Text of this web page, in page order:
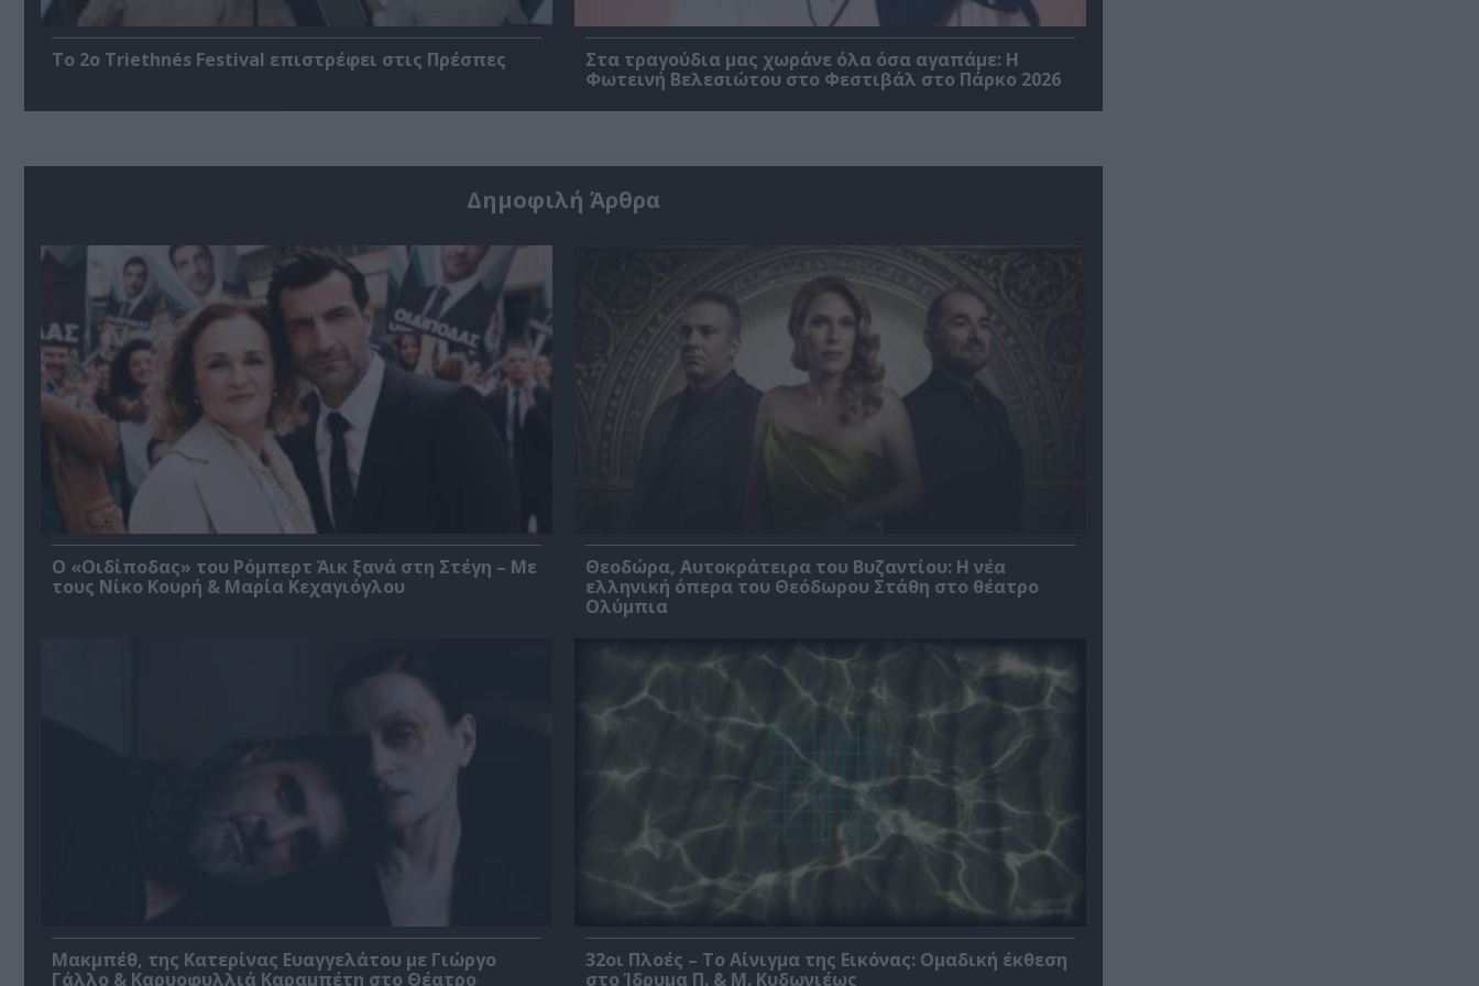
Το 2ο Triethnés Festival επιστρέφει στις Πρέσπες
Στα τραγούδια μας χωράνε όλα όσα αγαπάμε: Η
Φωτεινή Βελεσιώτου στο Φεστιβάλ στο Πάρκο 2026
Δημοφιλή Άρθρα
O «Οιδίποδας» του Ρόμπερτ Άικ ξανά στη Στέγη – Με
τους Νίκο Κουρή & Μαρία Κεχαγιόγλου
Θεοδώρα, Αυτοκράτειρα του Βυζαντίου: Η νέα
ελληνική όπερα του Θεόδωρου Στάθη στο θέατρο
Ολύμπια
Μακμπέθ, της Κατερίνας Ευαγγελάτου με Γιώργο
Γάλλο & Καρυοφυλλιά Καραμπέτη στο Θέατρο
32οι Πλοές – Το Αίνιγμα της Εικόνας: Ομαδική έκθεση
στο Ίδρυμα Π. & Μ. Κυδωνιέως